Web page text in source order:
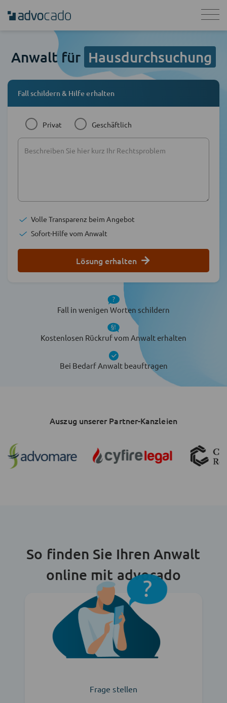
Anwalt für Hausdurchsuchung
Fall schildern & Hilfe erhalten
Privat Geschäftlich
Volle Transparenz beim Angebot
Sofort-Hilfe vom Anwalt
Lösung erhalten
Fall in wenigen Worten schildern
Kostenlosen Rückruf vom Anwalt erhalten
Bei Bedarf Anwalt beauftragen
Auszug unserer Partner-Kanzleien
So finden Sie Ihren Anwalt
online mit advocado
Frage stellen